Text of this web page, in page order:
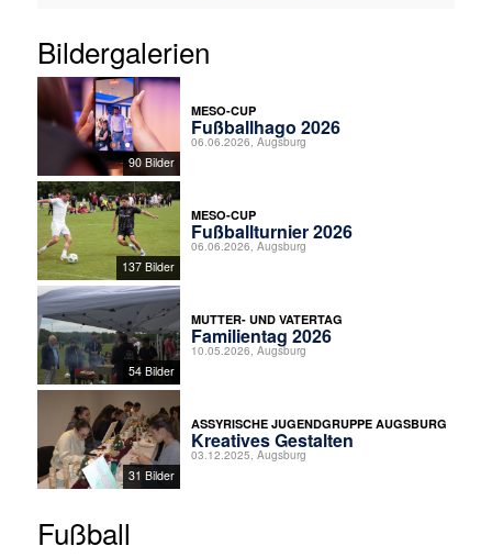
Bildergalerien
90 Bilder
MESO-CUP
Fußballhago 2026
06.06.2026, Augsburg
137 Bilder
MESO-CUP
Fußballturnier 2026
06.06.2026, Augsburg
54 Bilder
MUTTER- UND VATERTAG
Familientag 2026
10.05.2026, Augsburg
31 Bilder
ASSYRISCHE JUGENDGRUPPE AUGSBURG
Kreatives Gestalten
03.12.2025, Augsburg
Fußball